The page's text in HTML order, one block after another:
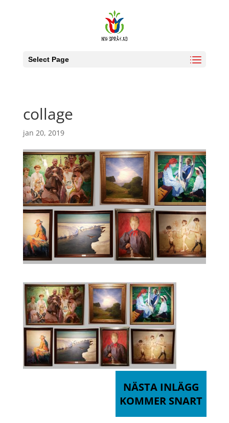
Select Page
collage
jan 20, 2019
NÄSTA INLÄGG
KOMMER SNART